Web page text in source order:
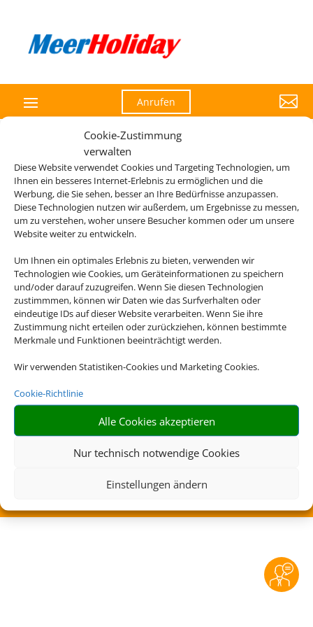
Cookie-Zustimmung
verwalten
Diese Website verwendet Cookies und Targeting Technologien, um
Ihnen ein besseres Internet-Erlebnis zu ermöglichen und die
Werbung, die Sie sehen, besser an Ihre Bedürfnisse anzupassen.
Diese Technologien nutzen wir außerdem, um Ergebnisse zu messen,
um zu verstehen, woher unsere Besucher kommen oder um unsere
Website weiter zu entwickeln.
Um Ihnen ein optimales Erlebnis zu bieten, verwenden wir
Technologien wie Cookies, um Geräteinformationen zu speichern
und/oder darauf zuzugreifen. Wenn Sie diesen Technologien
zustimmmen, können wir Daten wie das Surfverhalten oder
eindeutige IDs auf dieser Website verarbeiten. Wenn Sie ihre
Zustimmung nicht erteilen oder zurückziehen, können bestimmte
Merkmale und Funktionen beeinträchtigt werden.
Wir verwenden Statistiken-Cookies und Marketing Cookies.
Cookie-Richtlinie
Alle Cookies akzeptieren
Nur technisch notwendige Cookies
Einstellungen ändern
Anrufen 
Die Abwicklung der Buchung übernimmt Schmetterling
International GmbH & Co.KG im Auftrag des Webseiteninhabers.
Rechtliche Informationen
Impressum
In|Service|Blacklisted Airlines|AGB|
Barrierefreiheitserklärung
2026 • Schmetterling